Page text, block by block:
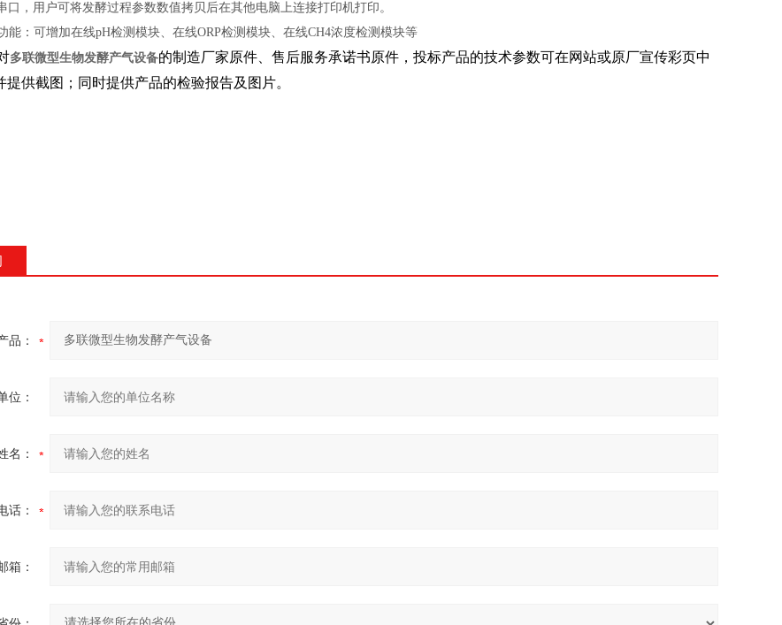
口，用户可将发酵过程参数数值拷贝后在其他电脑上连接打印机打印。
能：可增加在线pH检测模块、在线ORP检测模块、在线CH4浓度检测模块等
多联微型生物发酵产气设备的制造厂家原件、售后服务承诺书原件，投标产品的技术参数可在网站或原厂宣传彩页中
提供截图；同时提供产品的检验报告及图片。
品：
位：
名：
话：
箱：